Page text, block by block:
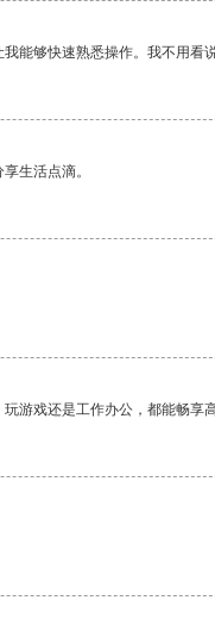
能够快速熟悉操作。我不用看
生活点滴。
游戏还是工作办公，都能畅享